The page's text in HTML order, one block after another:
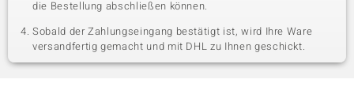
die Bestellung abschließen können.
Sobald der Zahlungseingang bestätigt ist, wird Ihre Ware
versandfertig gemacht und mit DHL zu Ihnen geschickt.